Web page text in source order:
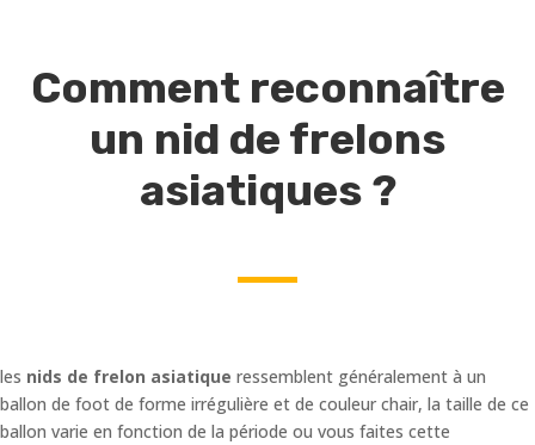
Comment reconnaître
un nid de frelons
asiatiques ?
les nids de frelon asiatique ressemblent généralement à un
ballon de foot de forme irrégulière et de couleur chair, la taille de ce
ballon varie en fonction de la période ou vous faites cette